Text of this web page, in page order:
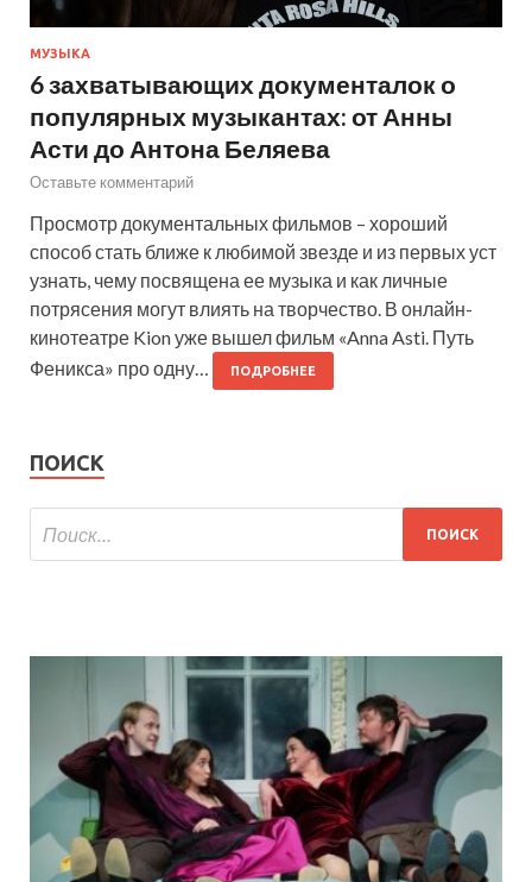
МУЗЫКА
6 захватывающих документалок о
популярных музыкантах: от Анны
Асти до Антона Беляева
Оставьте комментарий
Просмотр документальных фильмов – хороший
способ стать ближе к любимой звезде и из первых уст
узнать, чему посвящена ее музыка и как личные
потрясения могут влиять на творчество. В онлайн-
кинотеатре Kion уже вышел фильм «Anna Asti. Путь
Феникса» про одну…
ПОДРОБНЕЕ
ПОИСК